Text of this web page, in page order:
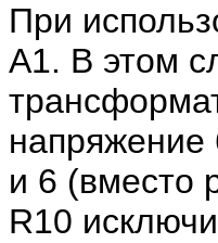
При
А1. В этом
напряжение
и 6 (вместо
R10